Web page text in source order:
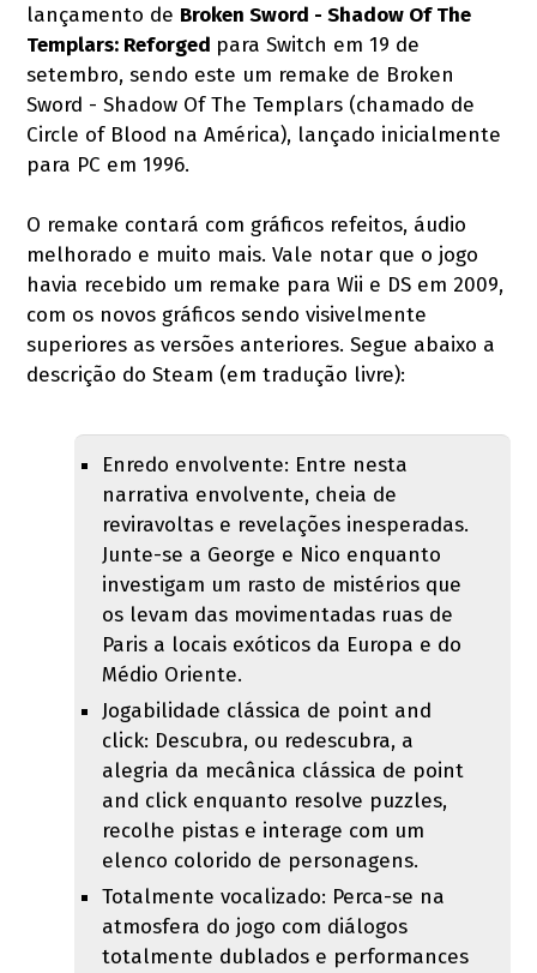
lançamento de Broken Sword - Shadow Of The
Templars: Reforged para Switch em 19 de
setembro, sendo este um remake de Broken
Sword - Shadow Of The Templars (chamado de
Circle of Blood na América), lançado inicialmente
para PC em 1996.
O remake contará com gráficos refeitos, áudio
melhorado e muito mais. Vale notar que o jogo
havia recebido um remake para Wii e DS em 2009,
com os novos gráficos sendo visivelmente
superiores as versões anteriores. Segue abaixo a
descrição do Steam (em tradução livre):
Enredo envolvente: Entre nesta
narrativa envolvente, cheia de
reviravoltas e revelações inesperadas.
Junte-se a George e Nico enquanto
investigam um rasto de mistérios que
os levam das movimentadas ruas de
Paris a locais exóticos da Europa e do
Médio Oriente.
Jogabilidade clássica de point and
click: Descubra, ou redescubra, a
alegria da mecânica clássica de point
and click enquanto resolve puzzles,
recolhe pistas e interage com um
elenco colorido de personagens.
Totalmente vocalizado: Perca-se na
atmosfera do jogo com diálogos
totalmente dublados e performances